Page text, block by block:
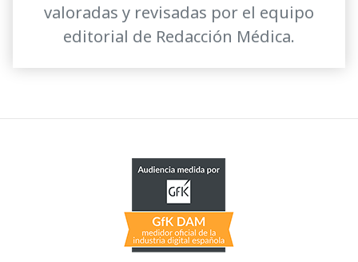
valoradas y revisadas por el equipo
editorial de Redacción Médica.